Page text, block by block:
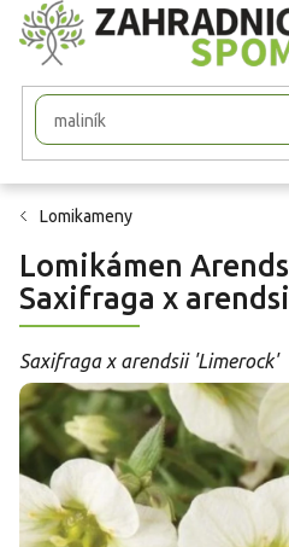
Přejít
na
obsah
Lomikameny
Lomikámen
Saxifraga x
Saxifraga x arendsii 'Limerock'